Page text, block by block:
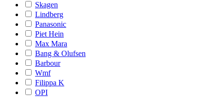
Skagen
Lindberg
Panasonic
Piet Hein
Max Mara
Bang & Olufsen
Barbour
Wmf
Filippa K
OPI